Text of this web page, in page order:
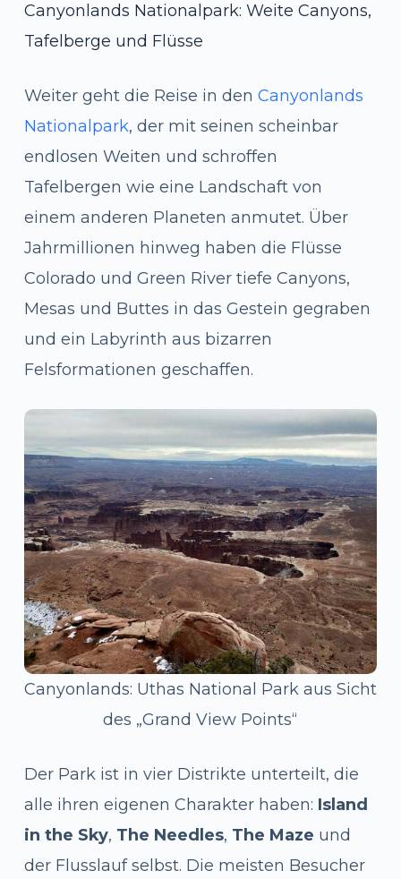
Canyonlands Nationalpark: Weite Canyons,
Tafelberge und Flüsse
Weiter geht die Reise in den Canyonlands
Nationalpark, der mit seinen scheinbar
endlosen Weiten und schroffen
Tafelbergen wie eine Landschaft von
einem anderen Planeten anmutet. Über
Jahrmillionen hinweg haben die Flüsse
Colorado und Green River tiefe Canyons,
Mesas und Buttes in das Gestein gegraben
und ein Labyrinth aus bizarren
Felsformationen geschaffen.
Canyonlands: Uthas National Park aus Sicht
des „Grand View Points“
Der Park ist in vier Distrikte unterteilt, die
alle ihren eigenen Charakter haben: Island
in the Sky, The Needles, The Maze und
der Flusslauf selbst. Die meisten Besucher